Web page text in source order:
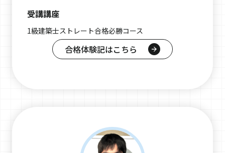
受講講座
1級建築士ストレート合格必勝コース
合格体験記はこちら